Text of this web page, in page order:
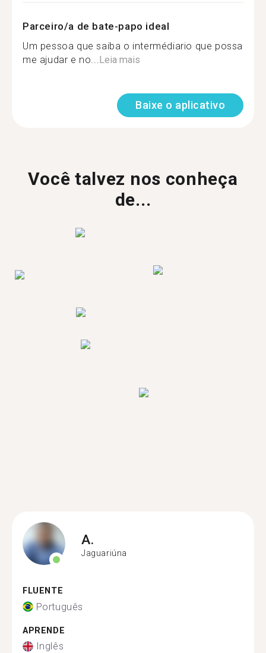
Parceiro/a de bate-papo ideal
Um pessoa que saiba o intermédiario que possa
me ajudar e no...Leia mais
Baixe o aplicativo
Você talvez nos conheça
de...
A.
Jaguariúna
FLUENTE
Português
APRENDE
Inglês